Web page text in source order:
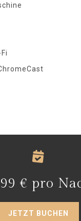
€ pro
JETZT BUCHEN